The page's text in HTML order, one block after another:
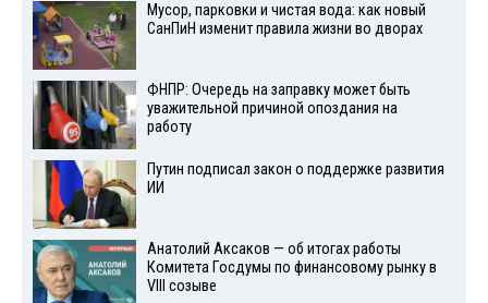
Мусор, парковки и чистая вода: как новый
СанПиН изменит правила жизни во дворах
ФНПР: Очередь на заправку может быть
уважительной причиной опоздания на
работу
Путин подписал закон о поддержке развития
ИИ
Анатолий Аксаков — об итогах работы
Комитета Госдумы по финансовому рынку в
VIII созыве